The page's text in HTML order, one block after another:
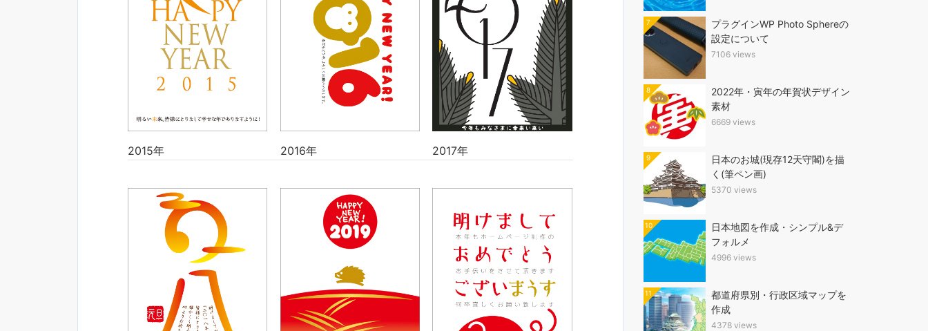
2015年 2016年 2017年
7
プラグインWP Photo Sphereの
設定について
7106 views
8
2022年・寅年の年賀状デザイン
素材
6669 views
9
日本のお城(現存12天守閣)を描
く(筆ペン画)
5370 views
10
日本地図を作成・シンプル&デ
フォルメ
4996 views
11
都道府県別・行政区域マップを
作成
4378 views